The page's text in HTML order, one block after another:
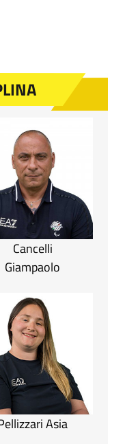
Cancelli
Giampaolo
Asia